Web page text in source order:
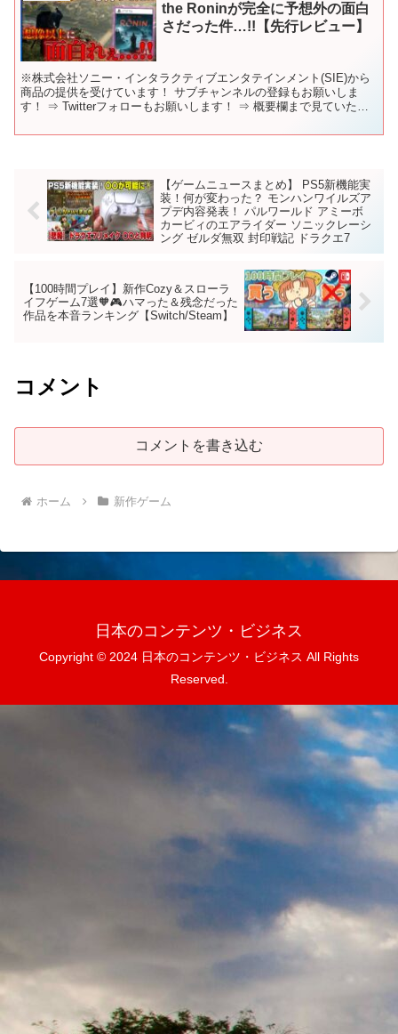
the Roninが完全に予想外の面白
さだった件…!!【先行レビュー】
※株式会社ソニー・インタラクティブエンタテインメント(SIE)から
商品の提供を受けています！ サブチャンネルの登録もお願いしま
す！ ⇒ Twitterフォローもお願いします！ ⇒ 概要欄まで見ていただ
【ゲームニュースまとめ】 PS5新機能実
装！何が変わった？ モンハンワイルズア
プデ内容発表！ パルワールド アミーボ
カービィのエアライダー ソニックレーシ
ング ゼルダ無双 封印戦記 ドラクエ7
【100時間プレイ】新作Cozy＆スローラ
イフゲーム7選🧡🎮ハマった＆残念だった
作品を本音ランキング【Switch/Steam】
コメント
コメントを書き込む
ホーム 新作ゲーム
日本のコンテンツ・ビジネス
Copyright © 2024 日本のコンテンツ・ビジネス All Rights
Reserved.